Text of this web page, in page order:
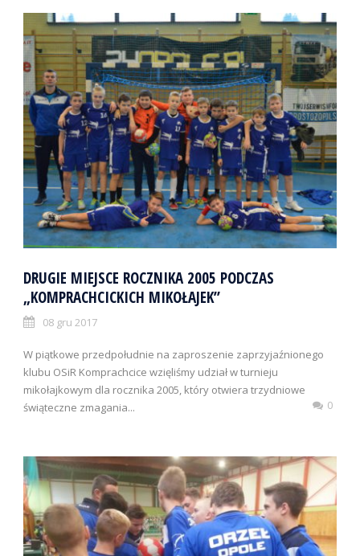
DRUGIE MIEJSCE ROCZNIKA 2005 PODCZAS
„KOMPRACHCICKICH MIKOŁAJEK”
08 gru 2017
W piątkowe przedpołudnie na zaproszenie zaprzyjaźnionego
klubu OSiR Komprachcice wzięliśmy udział w turnieju
mikołajkowym dla rocznika 2005, który otwiera trzydniowe
świąteczne zmagania...
0